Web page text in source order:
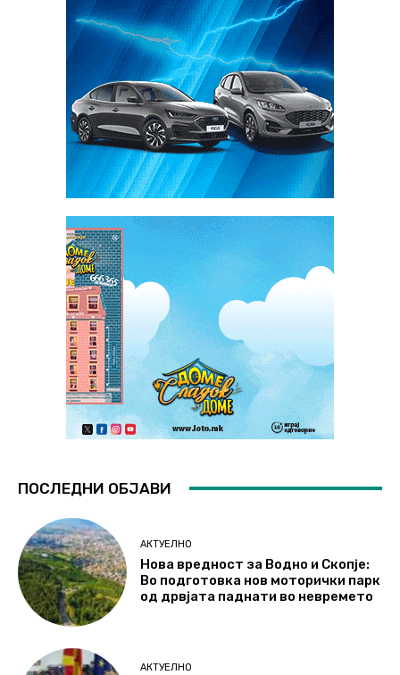
ПОСЛЕДНИ ОБЈАВИ
АКТУЕЛНО
Нова вредност за Водно и Скопје:
Во подготовка нов моторички парк
од дрвјата паднати во невремето
АКТУЕЛНО